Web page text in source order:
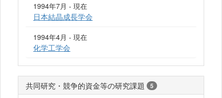
1994年7月 - 現在
日本結晶成長学会
1994年4月 - 現在
化学工学会
共同研究・競争的資金等の研究課題 5